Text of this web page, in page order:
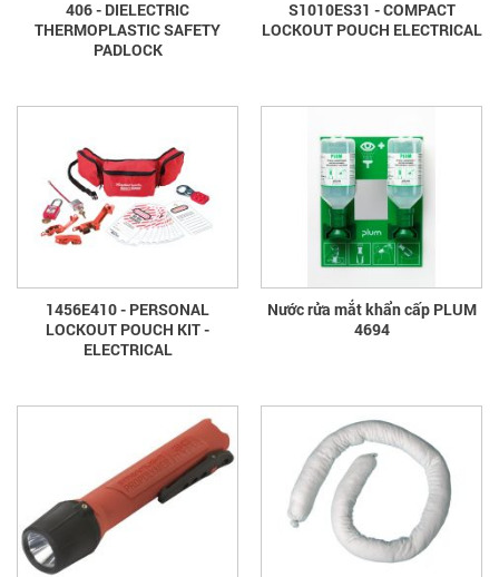
406 - DIELECTRIC
THERMOPLASTIC SAFETY
PADLOCK
S1010ES31 - COMPACT
LOCKOUT POUCH ELECTRICAL
1456E410 - PERSONAL
LOCKOUT POUCH KIT -
ELECTRICAL
Nước rửa mắt khẩn cấp PLUM
4694